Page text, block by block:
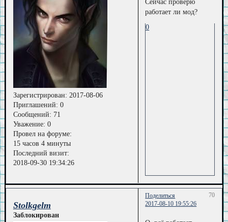
Зарегистрирован: 2017-08-06
Приглашений: 0
Сообщений: 71
Уважение: 0
Провел на форуме:
15 часов 4 минуты
Последний визит:
2018-09-30 19:34:26
Сейчас проверю
работает ли мод?
0
Поделиться
70
2017-08-10 19:55:26
Stolkgelm
Заблокирован